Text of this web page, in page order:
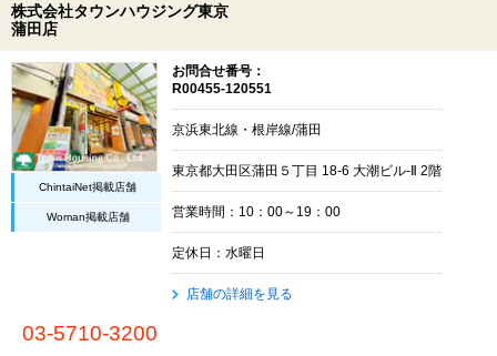
株式会社タウンハウジング東京
蒲田店
ChintaiNet掲載店舗
Woman掲載店舗
お問合せ番号：
R00455-120551
京浜東北線・根岸線/蒲田
東京都大田区蒲田５丁目 18-6 大潮ビル-Ⅱ 2階
営業時間：10：00～19：00
定休日：水曜日
店舗の詳細を見る
03-5710-3200